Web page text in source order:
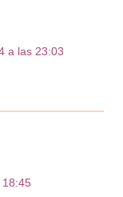
a las 23:03